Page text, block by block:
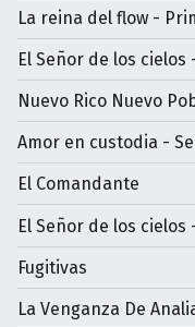
La reina del flow -
El Señor de los
Nuevo Rico Nuevo
Amor en custodia -
El Comandante
El Señor de los
Fugitivas
La Venganza De